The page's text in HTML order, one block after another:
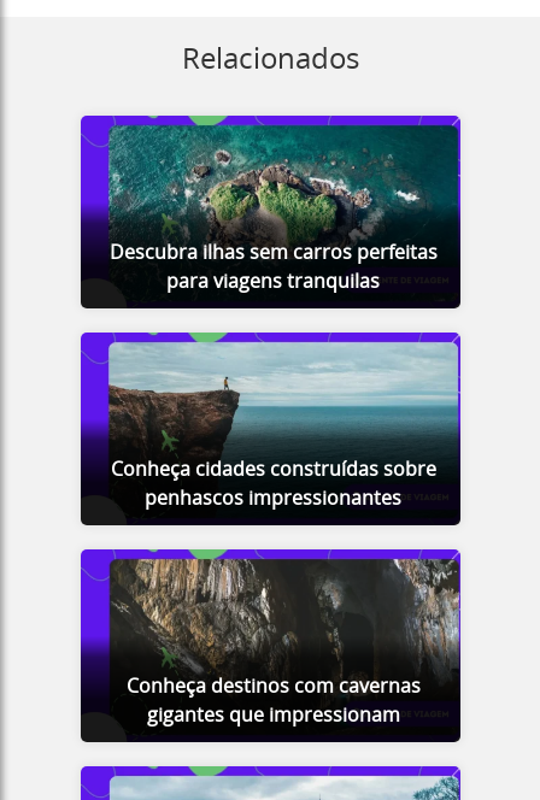
Relacionados
Descubra ilhas sem carros perfeitas
para viagens tranquilas
Conheça cidades construídas sobre
penhascos impressionantes
Conheça destinos com cavernas
gigantes que impressionam